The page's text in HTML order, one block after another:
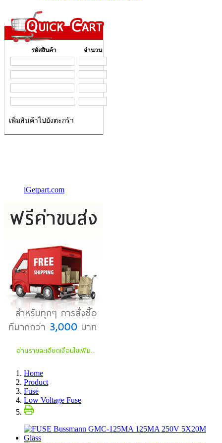
รหัสสินค้า จำนวน
เพิ่มสินค้าไปยังตะกร้า
iGetpart.com
Home
Product
Fuse
Low Voltage Fuse